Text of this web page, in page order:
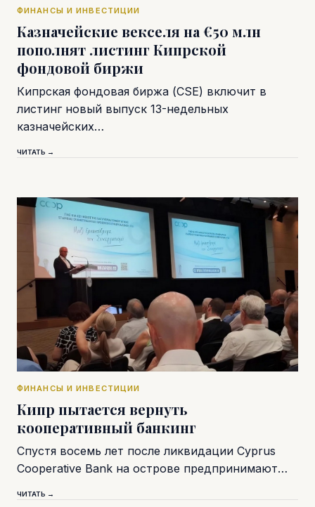
ФИНАНСЫ И ИНВЕСТИЦИИ
Казначейские векселя на €50 млн
пополнят листинг Кипрской
фондовой биржи
Кипрская фондовая биржа (CSE) включит в
листинг новый выпуск 13-недельных
казначейских…
ЧИТАТЬ →
ФИНАНСЫ И ИНВЕСТИЦИИ
Кипр пытается вернуть
кооперативный банкинг
Спустя восемь лет после ликвидации Cyprus
Cooperative Bank на острове предпринимают…
ЧИТАТЬ →